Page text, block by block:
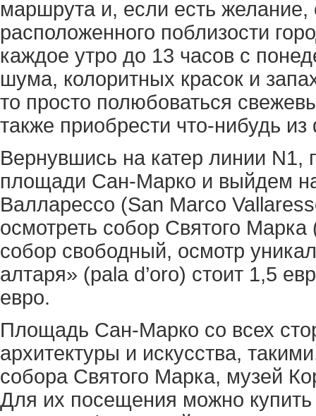
маршрута и, если есть желание,
расположенного поблизости
каждое утро до 13 часов с
шума, колоритных красок и
то просто полюбоваться
также приобрести что-нибудь
Вернувшись на катер линии N1,
площади Сан-Марко и выйдем
Валларессо (San Marco
осмотреть собор Святого
собор свободный, осмотр
алтаря» (pala d’oro) стоит 1,5
евро.
Площадь Сан-Марко со всех
архитектуры и искусства,
собора Святого Марка, музей
Для их посещения можно